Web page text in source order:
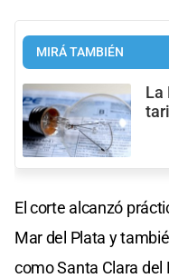
MIRÁ TAMBIÉN
La
El corte alcanzó
Mar del Plata y
como Santa Clara del